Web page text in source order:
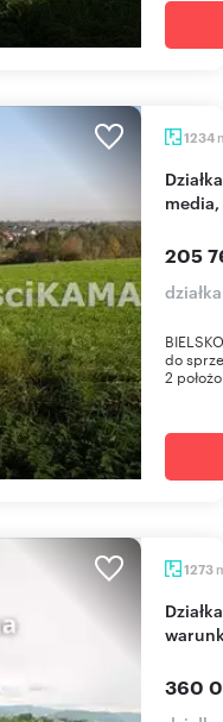
1234
Działka budowlana 1234 m² w Starym Belsku,
205
do
2
1273
Działka 1273 m² z widokiem na Szyndzielnię,
360